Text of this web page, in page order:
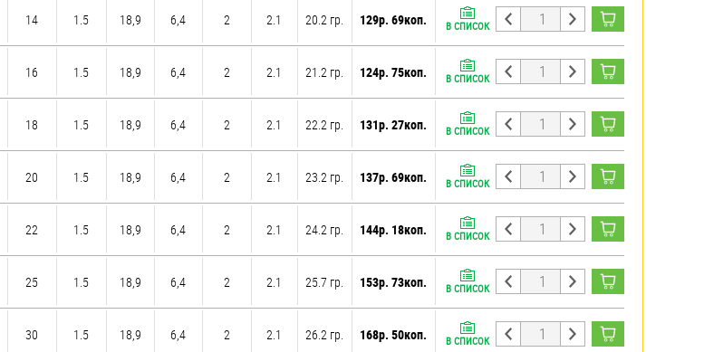
14 1.5 18,9 6,4 2 2.1 20.2 гр. 129р. 69коп. В СПИСОК
16 1.5 18,9 6,4 2 2.1 21.2 гр. 124р. 75коп. В СПИСОК
18 1.5 18,9 6,4 2 2.1 22.2 гр. 131р. 27коп. В СПИСОК
20 1.5 18,9 6,4 2 2.1 23.2 гр. 137р. 69коп. В СПИСОК
22 1.5 18,9 6,4 2 2.1 24.2 гр. 144р. 18коп. В СПИСОК
25 1.5 18,9 6,4 2 2.1 25.7 гр. 153р. 73коп. В СПИСОК
30 1.5 18,9 6,4 2 2.1 26.2 гр. 168р. 50коп. В СПИСОК